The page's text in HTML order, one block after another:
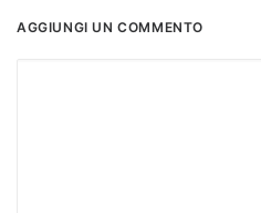
AGGIUNGI UN COMMENTO